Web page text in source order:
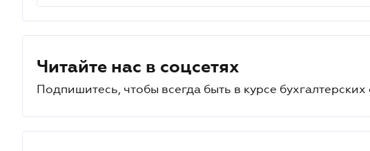
Читайте нас в соцсетях
Подпишитесь, чтобы всегда быть в курсе бухгалтерских